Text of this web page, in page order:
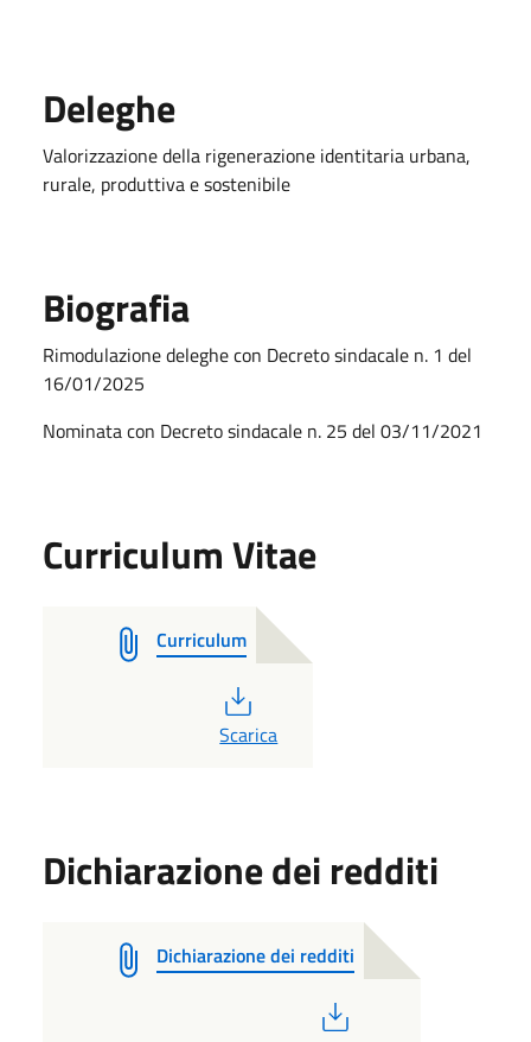
Deleghe
Valorizzazione della rigenerazione identitaria urbana,
rurale, produttiva e sostenibile
Biografia
Rimodulazione deleghe con Decreto sindacale n. 1 del
16/01/2025
Nominata con Decreto sindacale n. 25 del 03/11/2021
Curriculum Vitae
Curriculum
PDF
Scarica
Dichiarazione dei redditi
Dichiarazione dei redditi